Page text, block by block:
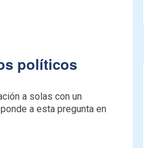
políticos
a solas con un
a esta pregunta en